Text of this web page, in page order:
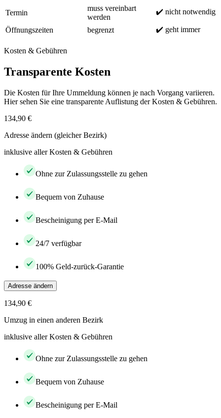
Termin
muss vereinbart
werden
✔️ nicht notwendig
Öffnungszeiten begrenzt ✔️ geht immer
Kosten & Gebühren
Transparente Kosten
Die Kosten für Ihre Ummeldung können je nach Vorgang variieren.
Hier sehen Sie eine transparente Auflistung der Kosten & Gebühren.
134,90 €
Adresse ändern (gleicher Bezirk)
inklusive aller Kosten & Gebühren
Ohne zur Zulassungsstelle zu gehen
Bequem von Zuhause
Bescheinigung per E-Mail
24/7 verfügbar
100% Geld-zurück-Garantie
Adresse ändern
134,90 €
Umzug in einen anderen Bezirk
inklusive aller Kosten & Gebühren
Ohne zur Zulassungsstelle zu gehen
Bequem von Zuhause
Bescheinigung per E-Mail